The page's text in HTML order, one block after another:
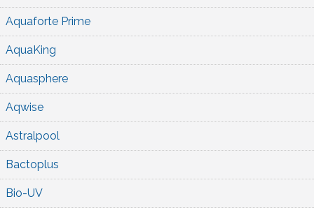
Aquaforte Prime
AquaKing
Aquasphere
Aqwise
Astralpool
Bactoplus
Bio-UV